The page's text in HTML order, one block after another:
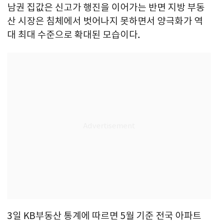
남권 집값은 신고가 행진을 이어가는 반면 지방 부동
산 시장은 침체에서 벗어나지 못하면서 양극화가 역
대 최대 수준으로 확대된 모습이다.
3일 KB부동산 통계에 따르면 5월 기준 전국 아파트